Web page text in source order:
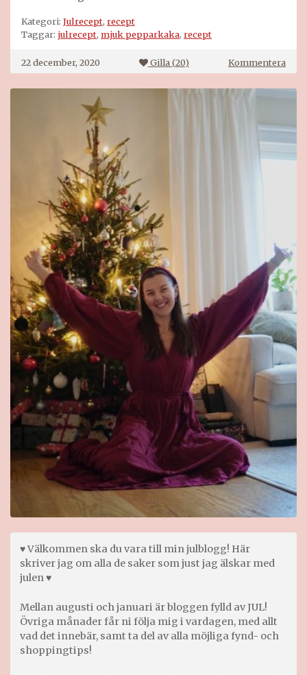
Kategori: Julrecept, recept
Taggar: julrecept, mjuk pepparkaka, recept
22 december, 2020 Gilla (20) Kommenterapå
Mjuk
♥ Välkommen ska du vara till min julblogg! Här
skriver jag om alla de saker som just jag älskar med
julen ♥
Mellan augusti och januari är bloggen fylld av JUL!
Övriga månader får ni följa mig i vardagen, med allt
vad det innebär, samt ta del av alla möjliga fynd- och
shoppingtips!